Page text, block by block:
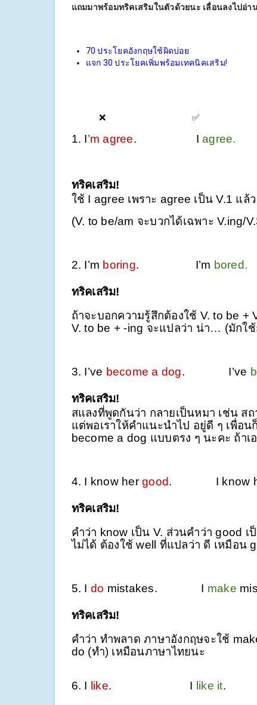
แถมมาพร้อมทริคเสริมในตัวด้วยนะ เลื่อนลงไปอ่า
70 ประโยคอังกฤษใช้ผิดบ่อย
แจก 30 ประโยคเพิ่มพร้อมเทคนิคเสริม!
❌ ✅
1. I’m agree. I agree.
ทริคเสริม!
ใช้ I agree เพราะ agree เป็น V.1 แล้
(V. to be/am จะบวกได้เฉพาะ V.ing/
2. I’m boring. I’m bored.
ทริคเสริม!
ถ้าจะบอกความรู้สึกต้องใช้ V. to be +
V. to be + -ing จะแปลว่า น่า… (มักใ
3. I’ve become a dog. I’ve
ทริคเสริม!
สแลงที่พูดกันว่า กลายเป็นหมา เช่น ส
แต่พอเราให้คำแนะนำไป อยู่ดี ๆ เพื่อ
become a dog แบบตรง ๆ นะคะ ถ้า
4. I know her good. I know
ทริคเสริม!
คำว่า know เป็น V. ส่วนคำว่า good
ไม่ได้ ต้องใช้ well ที่แปลว่า ดี เหมือน
5. I do mistakes. I make
ทริคเสริม!
คำว่า ทำพลาด ภาษาอังกฤษจะใช้
do (ทำ) เหมือนภาษาไทยนะ
6. I like. I like it.